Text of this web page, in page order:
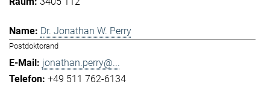
Dr. Jonathan W. Perry
Postdoktorand
jonathan.perry@...
+49 511 762-6134